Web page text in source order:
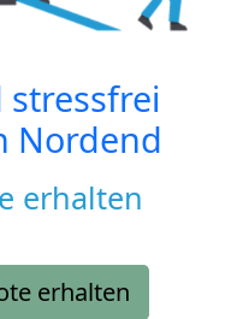
Nordend
erhalten
erhalten